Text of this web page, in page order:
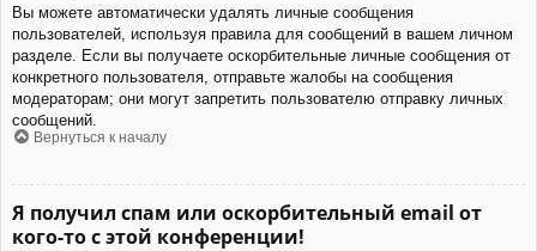
Вы можете автоматически удалять личные сообщения
пользователей, используя правила для сообщений в вашем личном
разделе. Если вы получаете оскорбительные личные сообщения от
конкретного пользователя, отправьте жалобы на сообщения
модераторам; они могут запретить пользователю отправку личных
сообщений.
Вернуться к началу
Я получил спам или оскорбительный email от
кого-то с этой конференции!